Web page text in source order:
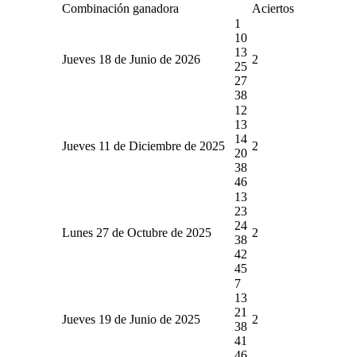
Combinación ganadora Aciertos
Jueves 18 de Junio de 2026
1
10
13
25
27
38
2
Jueves 11 de Diciembre de 2025
12
13
14
20
38
46
2
Lunes 27 de Octubre de 2025
13
23
24
38
42
45
2
Jueves 19 de Junio de 2025
7
13
21
38
41
2